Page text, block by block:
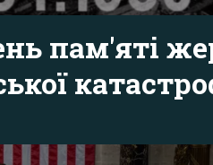
пам'яті